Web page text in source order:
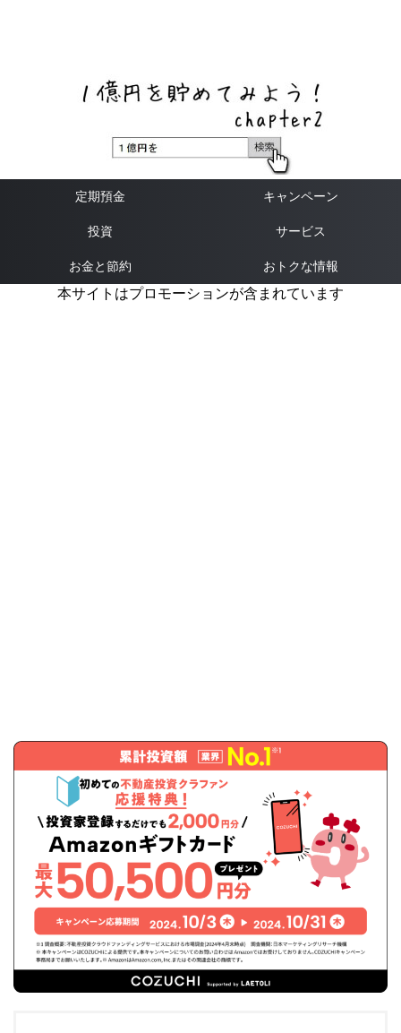
定期預金 キャンペーン
投資 サービス
お金と節約 おトクな情報
本サイトはプロモーションが含まれています